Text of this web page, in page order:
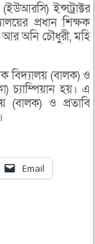
ইন্সট্রাক্টর
প্রধান শিক্ষক
অনি চৌধুরী, মহি
বিদ্যালয় (বালক) ও
চ্যাম্পিয়ান হয়। এ
(বালক) ও প্রতাবি
Email